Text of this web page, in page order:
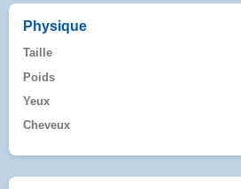
Physique
Taille
Poids
Yeux
Cheveux